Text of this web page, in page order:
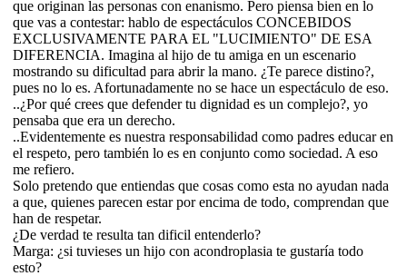
que originan las personas con enanismo. Pero piensa bien en lo
que vas a contestar: hablo de espectáculos CONCEBIDOS
EXCLUSIVAMENTE PARA EL "LUCIMIENTO" DE ESA
DIFERENCIA. Imagina al hijo de tu amiga en un escenario
mostrando su dificultad para abrir la mano. ¿Te parece distino?,
pues no lo es. Afortunadamente no se hace un espectáculo de eso.
..¿Por qué crees que defender tu dignidad es un complejo?, yo
pensaba que era un derecho.
..Evidentemente es nuestra responsabilidad como padres educar en
el respeto, pero también lo es en conjunto como sociedad. A eso
me refiero.
Solo pretendo que entiendas que cosas como esta no ayudan nada
a que, quienes parecen estar por encima de todo, comprendan que
han de respetar.
¿De verdad te resulta tan dificil entenderlo?
Marga: ¿si tuvieses un hijo con acondroplasia te gustaría todo
esto?